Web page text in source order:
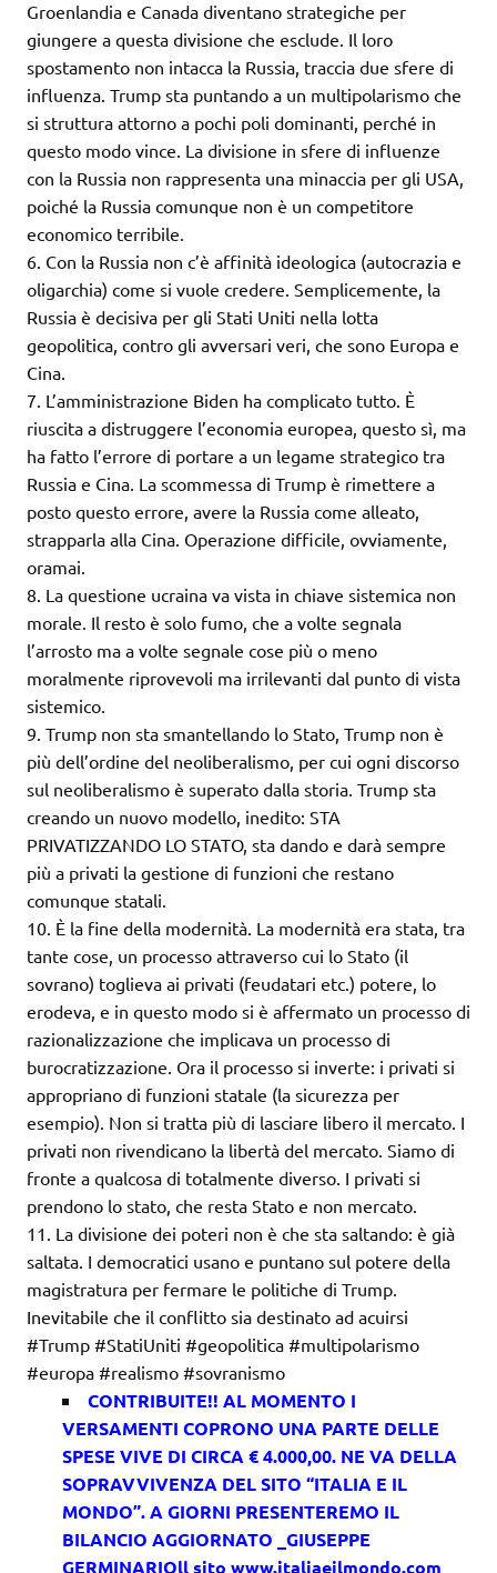
Groenlandia e Canada diventano strategiche per
giungere a questa divisione che esclude. Il loro
spostamento non intacca la Russia, traccia due sfere di
influenza. Trump sta puntando a un multipolarismo che
si struttura attorno a pochi poli dominanti, perché in
questo modo vince. La divisione in sfere di influenze
con la Russia non rappresenta una minaccia per gli USA,
poiché la Russia comunque non è un competitore
economico terribile.
6. Con la Russia non c’è affinità ideologica (autocrazia e
oligarchia) come si vuole credere. Semplicemente, la
Russia è decisiva per gli Stati Uniti nella lotta
geopolitica, contro gli avversari veri, che sono Europa e
Cina.
7. L’amministrazione Biden ha complicato tutto. È
riuscita a distruggere l’economia europea, questo sì, ma
ha fatto l’errore di portare a un legame strategico tra
Russia e Cina. La scommessa di Trump è rimettere a
posto questo errore, avere la Russia come alleato,
strapparla alla Cina. Operazione difficile, ovviamente,
oramai.
8. La questione ucraina va vista in chiave sistemica non
morale. Il resto è solo fumo, che a volte segnala
l’arrosto ma a volte segnale cose più o meno
moralmente riprovevoli ma irrilevanti dal punto di vista
sistemico.
9. Trump non sta smantellando lo Stato, Trump non è
più dell’ordine del neoliberalismo, per cui ogni discorso
sul neoliberalismo è superato dalla storia. Trump sta
creando un nuovo modello, inedito: STA
PRIVATIZZANDO LO STATO, sta dando e darà sempre
più a privati la gestione di funzioni che restano
comunque statali.
10. È la fine della modernità. La modernità era stata, tra
tante cose, un processo attraverso cui lo Stato (il
sovrano) toglieva ai privati (feudatari etc.) potere, lo
erodeva, e in questo modo si è affermato un processo di
razionalizzazione che implicava un processo di
burocratizzazione. Ora il processo si inverte: i privati si
appropriano di funzioni statale (la sicurezza per
esempio). Non si tratta più di lasciare libero il mercato. I
privati non rivendicano la libertà del mercato. Siamo di
fronte a qualcosa di totalmente diverso. I privati si
prendono lo stato, che resta Stato e non mercato.
11. La divisione dei poteri non è che sta saltando: è già
saltata. I democratici usano e puntano sul potere della
magistratura per fermare le politiche di Trump.
Inevitabile che il conflitto sia destinato ad acuirsi
#Trump #StatiUniti #geopolitica #multipolarismo
#europa #realismo #sovranismo
CONTRIBUITE!! AL MOMENTO I
VERSAMENTI COPRONO UNA PARTE DELLE
SPESE VIVE DI CIRCA € 4.000,00. NE VA DELLA
SOPRAVVIVENZA DEL SITO “ITALIA E IL
MONDO”. A GIORNI PRESENTEREMO IL
BILANCIO AGGIORNATO _GIUSEPPE
GERMINARIOll sito www.italiaeilmondo.com